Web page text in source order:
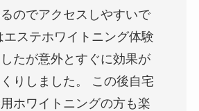
のでアクセスしやすいで
エステホワイトニング体験
たが意外とすぐに効果が
りしました。 この後自宅
ホワイトニングの方も楽